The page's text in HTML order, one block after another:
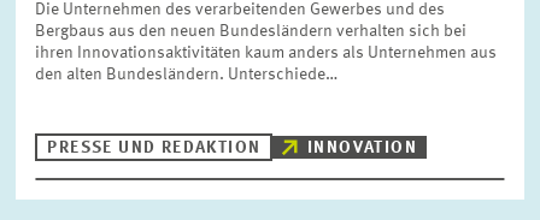
Die Unternehmen des verarbeitenden Gewerbes und des
Bergbaus aus den neuen Bundesländern verhalten sich bei
ihren Innovationsaktivitäten kaum anders als Unternehmen aus
den alten Bundesländern. Unterschiede…
PRESSE UND REDAKTION INNOVATION